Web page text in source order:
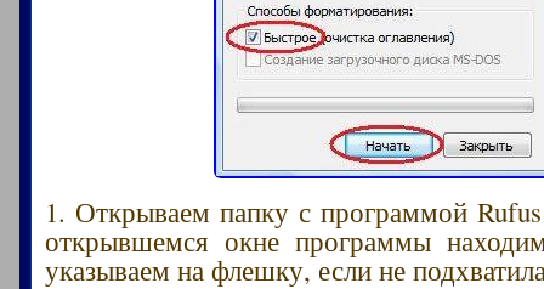
1. Открываем папку с программой
открывшемся окне программы
указываем на флешку, если не